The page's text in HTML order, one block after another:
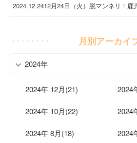
2024.12.2412月24日（火）脱マンネリ！鹿
月別アーカイ
2024年
2024年 12月(21) 2024
2024年 10月(22) 2024
2024年 8月(18) 2024